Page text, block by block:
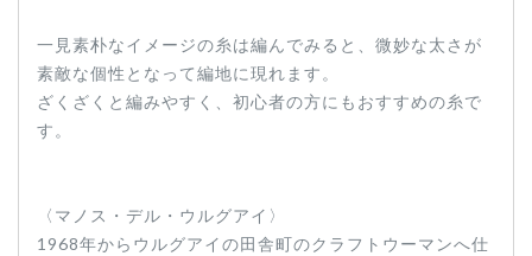
一見素朴なイメージの糸は編んでみると、微妙な太さが
素敵な個性となって編地に現れます。
ざくざくと編みやすく、初心者の方にもおすすめの糸で
す。
〈マノス・デル・ウルグアイ〉
1968年からウルグアイの田舎町のクラフトウーマンへ仕